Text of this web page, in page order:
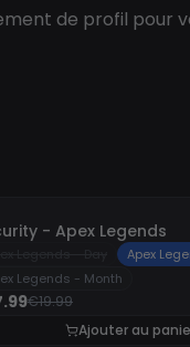
de profil pour
- Apex Legends
Apex
Legends - Month
€19.99
Ajouter au